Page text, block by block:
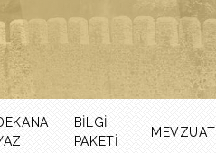
BİLGİ
PAKETİ
MEVZUAT